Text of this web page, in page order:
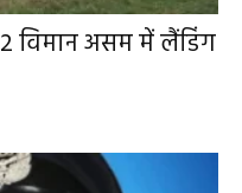
विमान असम में लैंडिंग